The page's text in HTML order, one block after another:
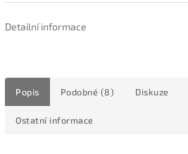
Detailní informace
Popis Podobné (8) Diskuze
Ostatní informace